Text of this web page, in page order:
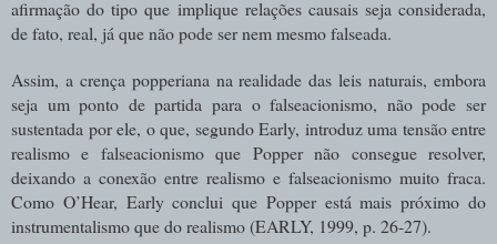
afirmação do tipo que implique relações causais seja considerada,
de fato, real, já que não pode ser nem mesmo falseada.
Assim, a crença popperiana na realidade das leis naturais, embora
seja um ponto de partida para o falseacionismo, não pode ser
sustentada por ele, o que, segundo Early, introduz uma tensão entre
realismo e falseacionismo que Popper não consegue resolver,
deixando a conexão entre realismo e falseacionismo muito fraca.
Como O’Hear, Early conclui que Popper está mais próximo do
instrumentalismo que do realismo (EARLY, 1999, p. 26-27).